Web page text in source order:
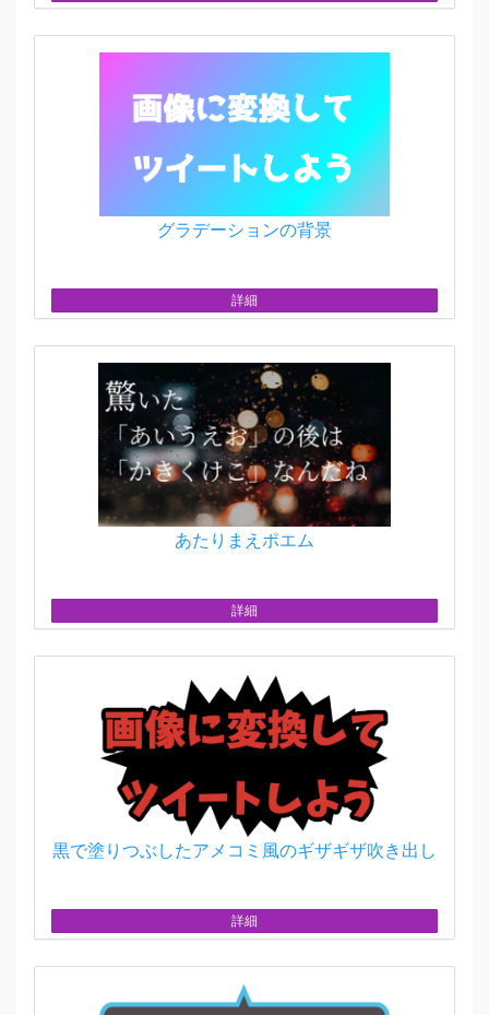
グラデーションの背景
詳細
あたりまえポエム
詳細
黒で塗りつぶしたアメコミ風のギザギザ吹き出し
詳細